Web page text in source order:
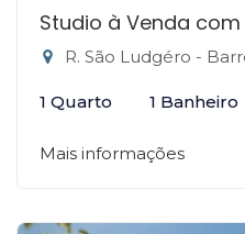
Studio à Venda com
R. São Ludgéro -
1 Quarto 1 Banheiro
Mais informações